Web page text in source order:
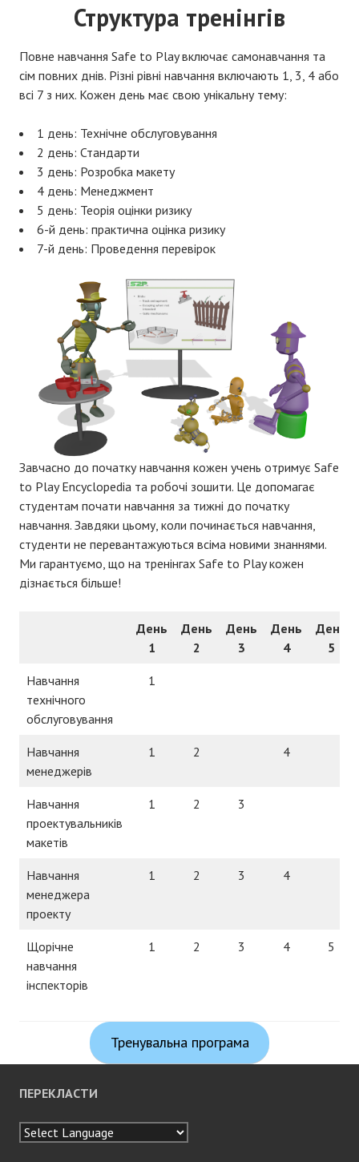
Структура тренінгів
Повне навчання Safe to Play включає самонавчання та
сім повних днів. Різні рівні навчання включають 1, 3, 4 або
всі 7 з них. Кожен день має свою унікальну тему:
1 день: Технічне обслуговування
2 день: Стандарти
3 день: Розробка макету
4 день: Менеджмент
5 день: Теорія оцінки ризику
6-й день: практична оцінка ризику
7-й день: Проведення перевірок
Завчасно до початку навчання кожен учень отримує Safe
to Play Encyclopedia та робочі зошити. Це допомагає
студентам почати навчання за тижні до початку
навчання. Завдяки цьому, коли починається навчання,
студенти не перевантажуються всіма новими знаннями.
Ми гарантуємо, що на тренінгах Safe to Play кожен
дізнається більше!
День
1
День
2
День
3
День
4
День
5
Навчання
технічного
обслуговування
1
Навчання
менеджерів
1 2 4
Навчання
проектувальників
макетів
1 2 3
Навчання
менеджера
проекту
1 2 3 4
Щорічне
навчання
інспекторів
1 2 3 4 5
Тренувальна програма
ПЕРЕКЛАСТИ